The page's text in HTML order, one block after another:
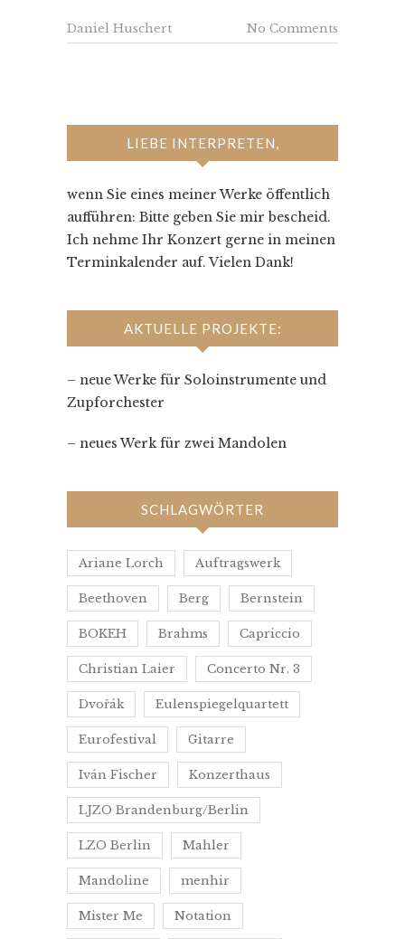
Daniel Huschert No Comments
LIEBE INTERPRETEN,
wenn Sie eines meiner Werke öffentlich
aufführen: Bitte geben Sie mir bescheid.
Ich nehme Ihr Konzert gerne in meinen
Terminkalender auf. Vielen Dank!
AKTUELLE PROJEKTE:
– neue Werke für Soloinstrumente und
Zupforchester
– neues Werk für zwei Mandolen
SCHLAGWÖRTER
Ariane Lorch Auftragswerk
Beethoven Berg Bernstein
BOKEH Brahms Capriccio
Christian Laier Concerto Nr. 3
Dvořák Eulenspiegelquartett
Eurofestival Gitarre
Iván Fischer Konzerthaus
LJZO Brandenburg/Berlin
LZO Berlin Mahler
Mandoline menhir
Mister Me Notation